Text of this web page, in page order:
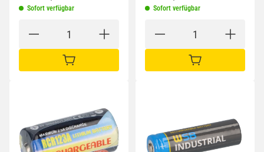
Sofort verfügbar
IN DEN WARENKORB
Sofort verfügbar
IN DEN WARENKORB